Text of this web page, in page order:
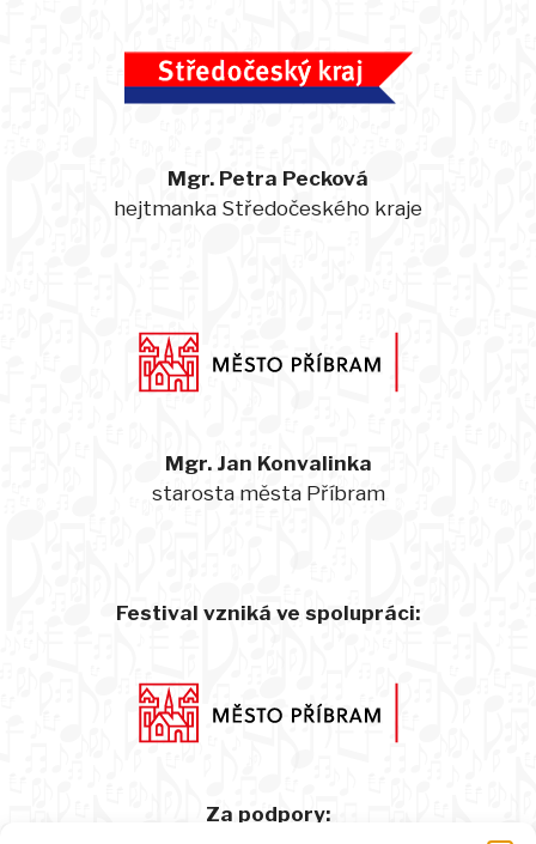
Mgr. Petra Pecková
hejtmanka Středočeského kraje
Mgr. Jan Konvalinka
starosta města Příbram
Festival vzniká ve spolupráci:
Za podpory: